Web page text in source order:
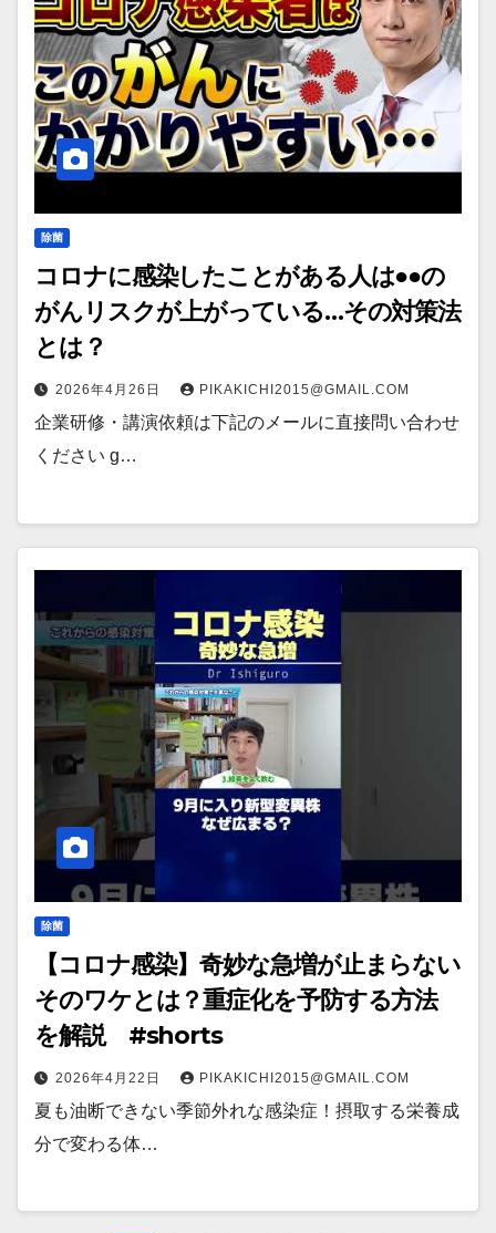
除菌
コロナに感染したことがある人は●●の
がんリスクが上がっている…その対策法
とは？
2026年4月26日 PIKAKICHI2015@GMAIL.COM
企業研修・講演依頼は下記のメールに直接問い合わせ
ください g…
除菌
【コロナ感染】奇妙な急増が止まらない
そのワケとは？重症化を予防する方法
を解説 #shorts
2026年4月22日 PIKAKICHI2015@GMAIL.COM
夏も油断できない季節外れな感染症！摂取する栄養成
分で変わる体…